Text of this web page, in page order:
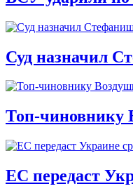
Суд назначил
Топ-чиновнику
ЕС передаст